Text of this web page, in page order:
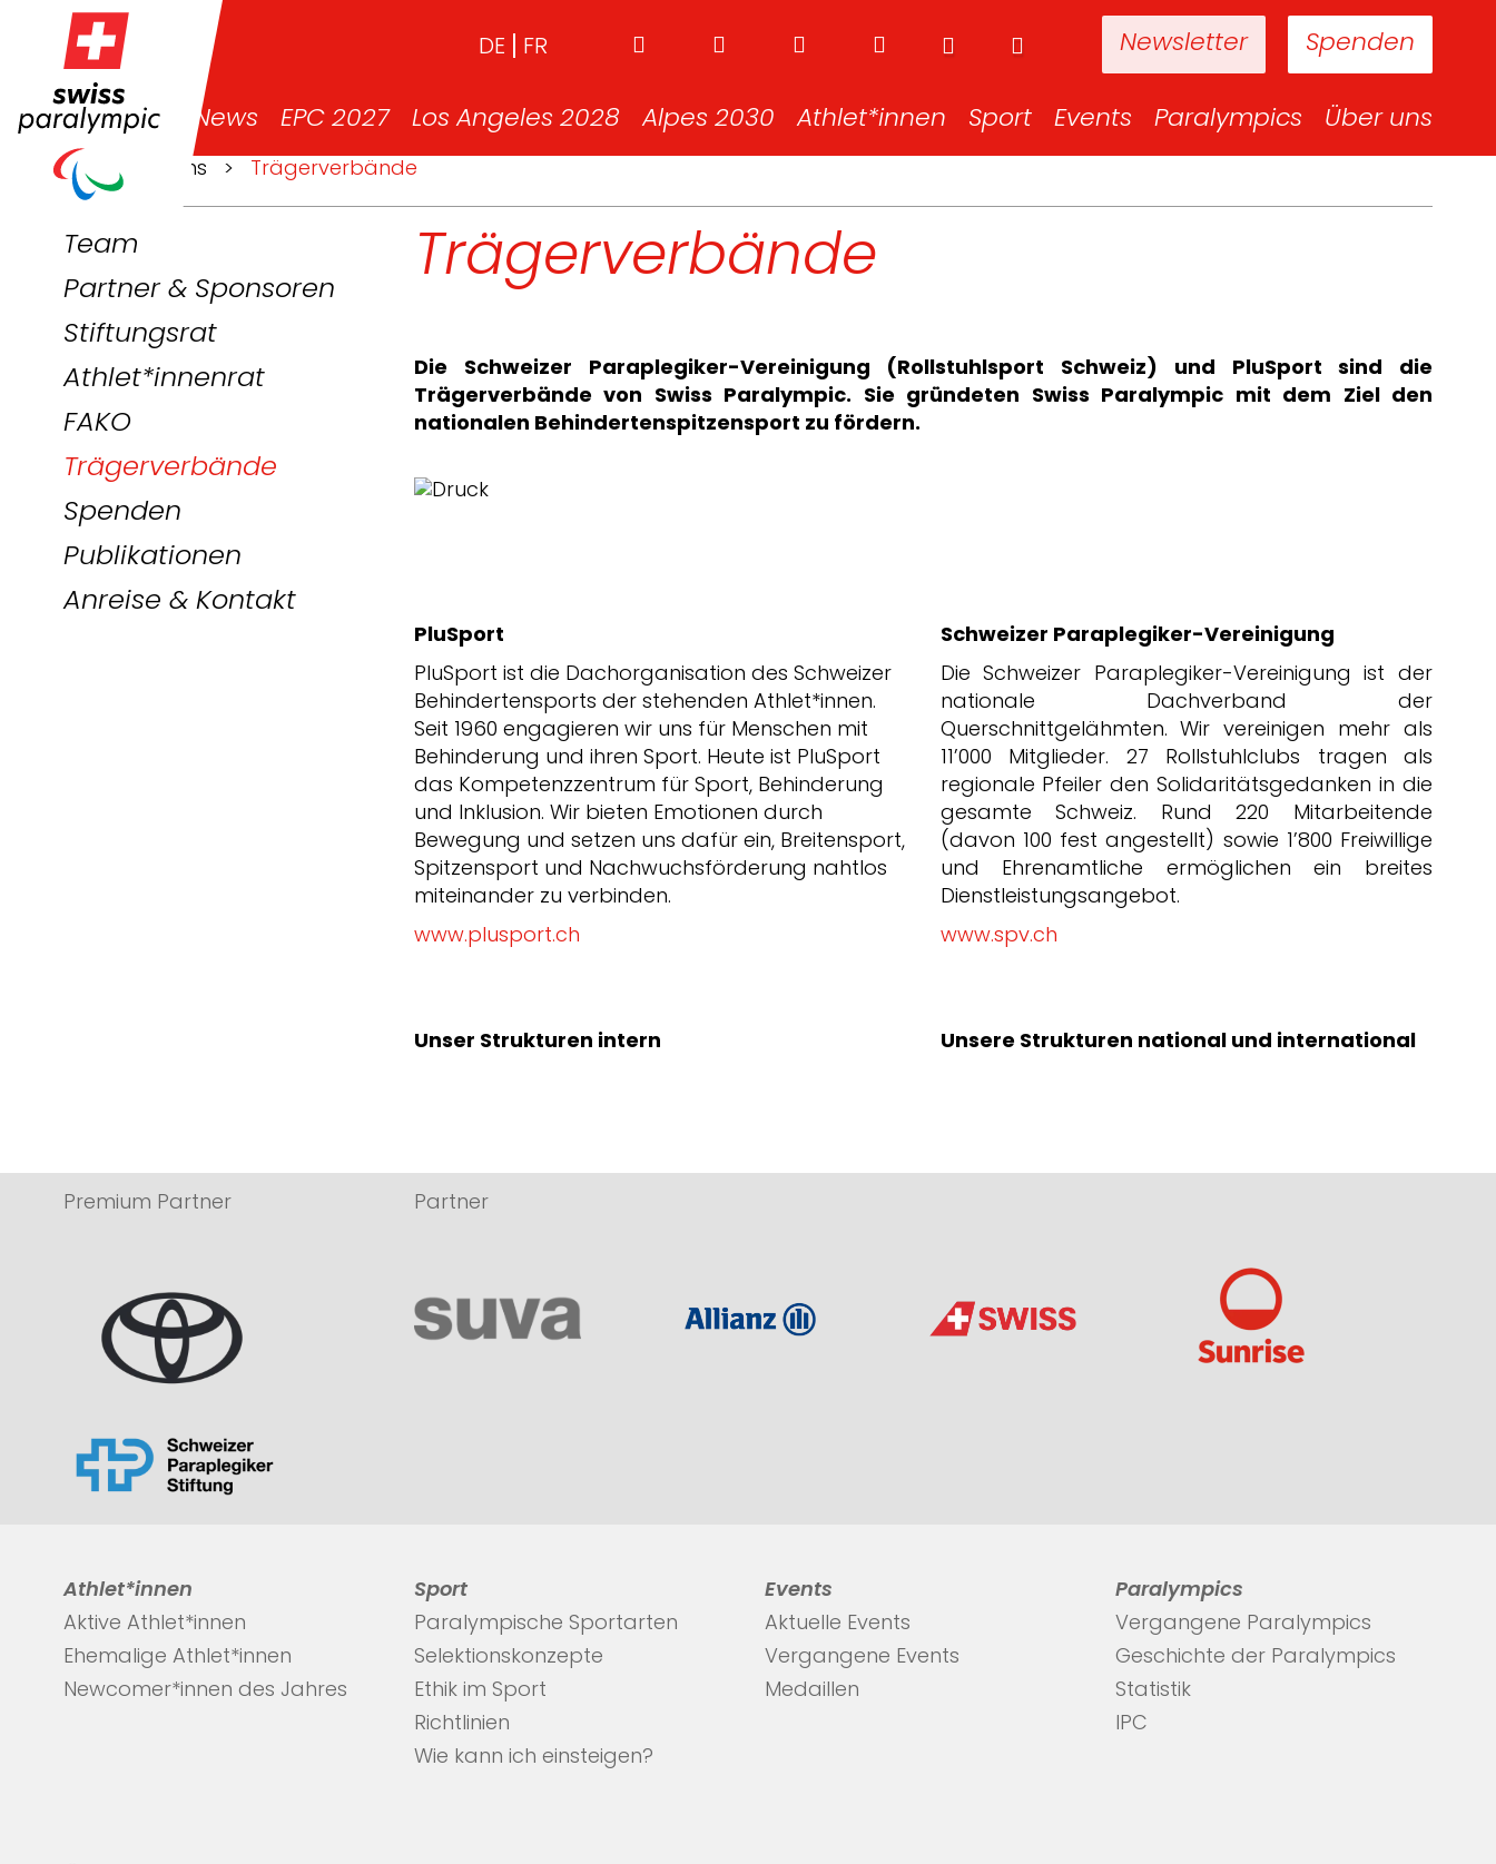
Spenden
Newsletter
DE FR
News EPC 2027 Los Angeles 2028 Alpes 2030 Athlet*innen Sport Events Paralympics Über uns
> Über uns > Trägerverbände
Team
Partner & Sponsoren
Stiftungsrat
Athlet*innenrat
FAKO
Trägerverbände
Spenden
Publikationen
Anreise & Kontakt
Trägerverbände
Die Schweizer Paraplegiker-Vereinigung (Rollstuhlsport Schweiz) und PluSport sind die
Trägerverbände von Swiss Paralympic. Sie gründeten Swiss Paralympic mit dem Ziel den
nationalen Behindertenspitzensport zu fördern.
PluSport
PluSport ist die Dachorganisation des Schweizer
Behindertensports der stehenden Athlet*innen.
Seit 1960 engagieren wir uns für Menschen mit
Behinderung und ihren Sport. Heute ist PluSport
das Kompetenzzentrum für Sport, Behinderung
und Inklusion. Wir bieten Emotionen durch
Bewegung und setzen uns dafür ein, Breitensport,
Spitzensport und Nachwuchsförderung nahtlos
miteinander zu verbinden.
www.plusport.ch
Schweizer Paraplegiker-Vereinigung
Die Schweizer Paraplegiker-Vereinigung ist der
nationale Dachverband der
Querschnittgelähmten. Wir vereinigen mehr als
11’000 Mitglieder. 27 Rollstuhlclubs tragen als
regionale Pfeiler den Solidaritätsgedanken in die
gesamte Schweiz. Rund 220 Mitarbeitende
(davon 100 fest angestellt) sowie 1’800 Freiwillige
und Ehrenamtliche ermöglichen ein breites
Dienstleistungsangebot.
www.spv.ch
Unser Strukturen intern Unsere Strukturen national und international
Premium Partner Partner
Athlet*innen
Aktive Athlet*innen
Ehemalige Athlet*innen
Newcomer*innen des Jahres
Sport
Paralympische Sportarten
Selektionskonzepte
Ethik im Sport
Richtlinien
Wie kann ich einsteigen?
Events
Aktuelle Events
Vergangene Events
Medaillen
Paralympics
Vergangene Paralympics
Geschichte der Paralympics
Statistik
IPC